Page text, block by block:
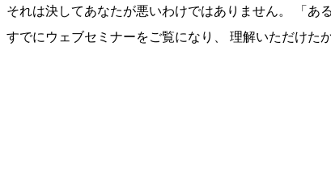
それは決してあなたが悪いわけではありません。
「あ
すでにウェブセミナーをご覧になり、
理解いただけた